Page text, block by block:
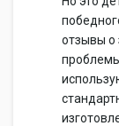
отзывы о